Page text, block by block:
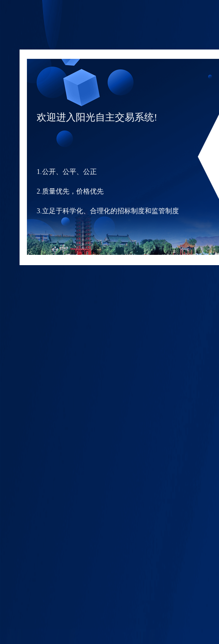
欢迎进入阳光自主交易系统!
1.公开、公平、公正
2.质量优先，价格优先
3.立足于科学化、合理化的招标制度和监管制度